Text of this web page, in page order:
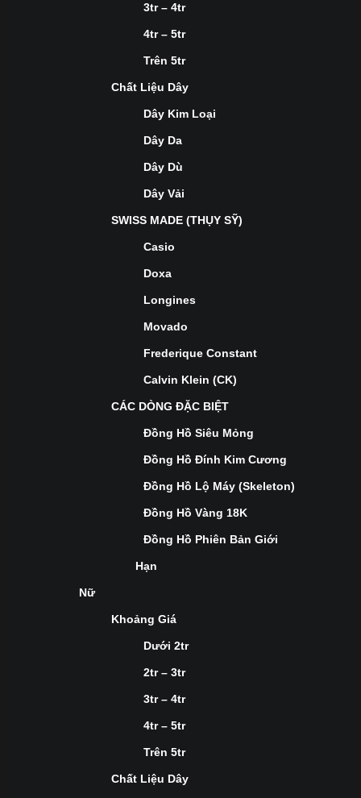
3tr – 4tr
4tr – 5tr
Trên 5tr
Chất Liệu Dây
Dây Kim Loại
Dây Da
Dây Dù
Dây Vải
SWISS MADE (THỤY SỸ)
Casio
Doxa
Longines
Movado
Frederique Constant
Calvin Klein (CK)
CÁC DÒNG ĐẶC BIỆT
Đồng Hồ Siêu Mỏng
Đồng Hồ Đính Kim Cương
Đồng Hồ Lộ Máy (Skeleton)
Đồng Hồ Vàng 18K
Đồng Hồ Phiên Bản Giới
Hạn
Nữ
Khoảng Giá
Dưới 2tr
2tr – 3tr
3tr – 4tr
4tr – 5tr
Trên 5tr
Chất Liệu Dây